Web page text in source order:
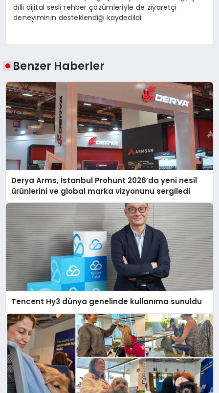
dilli dijital sesli rehber çözümleriyle de ziyaretçi
deneyiminin desteklendiği kaydedildi.
Benzer Haberler
Derya Arms, İstanbul Prohunt 2026’da yeni nesil
ürünlerini ve global marka vizyonunu sergiledi
Tencent Hy3 dünya genelinde kullanıma sunuldu